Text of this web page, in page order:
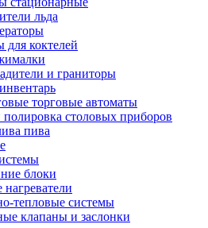
льда
коктелей
и граниторы
торговые автоматы
столовых приборов
пива
блоки
тепловые системы
клапаны и заслонки